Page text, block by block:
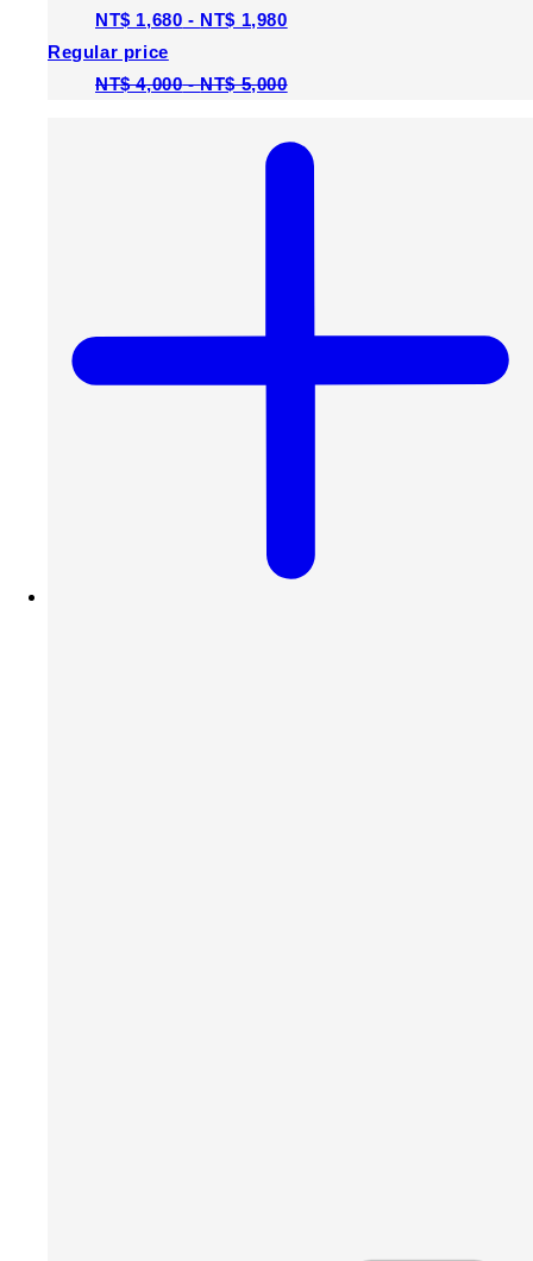
NT$ 1,680 - NT$ 1,980
Regular price
NT$ 4,000-NT$ 5,000